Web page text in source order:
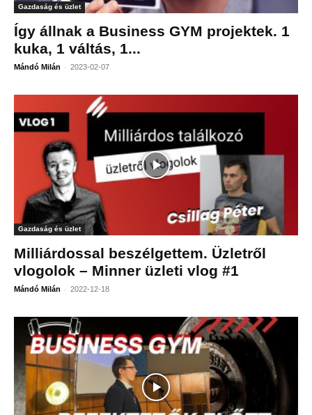
Gazdaság és üzlet
Így állnak a Business GYM projektek. 1
kuka, 1 váltás, 1...
Mándó Milán - 2023-02-07
Gazdaság és üzlet
Milliárdossal beszélgettem. Üzletről
vlogolok – Minner üzleti vlog #1
Mándó Milán - 2022-12-18